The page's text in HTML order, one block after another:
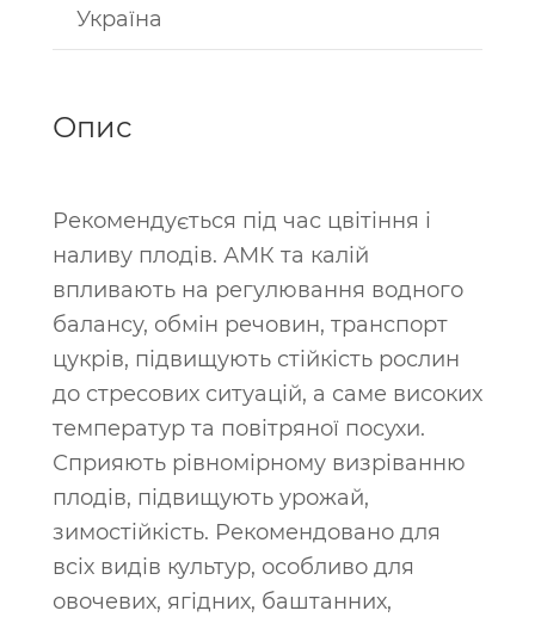
Україна
Опис
Рекомендується під час цвітіння і
наливу плодів. АМК та калій
впливають на регулювання водного
балансу, обмін речовин, транспорт
цукрів, підвищують стійкість рослин
до стресових ситуацій, а саме високих
температур та повітряної посухи.
Сприяють рівномірному визріванню
плодів, підвищують урожай,
зимостійкість. Рекомендовано для
всіх видів культур, особливо для
овочевих, ягідних, баштанних,